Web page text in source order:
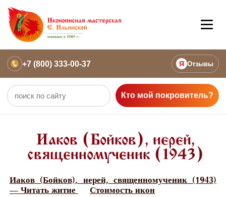
+7 (800) 333-00-37 Я Отзывы
Кто мой покровитель?
Иаков (Бойков), иерей,
священномученик (1943)
Иаков (Бойков), иерей, священномученик (1943)
— Читать житие
Стоимость икон